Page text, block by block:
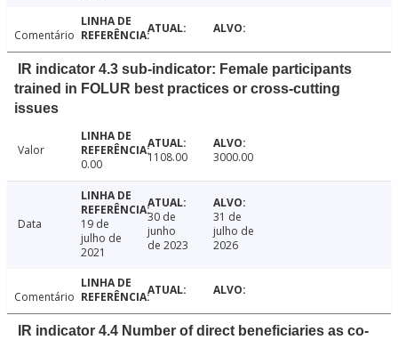
Comentário
IR indicator 4.3 sub-indicator: Female participants
trained in FOLUR best practices or cross-cutting
issues
Valor
0.00
1108.00 3000.00
Data
19 de
julho de
2021
30 de
junho
de 2023
31 de
julho de
2026
Comentário
IR indicator 4.4 Number of direct beneficiaries as co-